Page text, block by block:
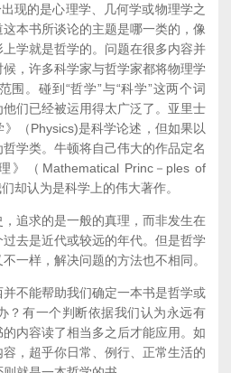
现的是心理学、几何学或物理学之
本书所谈论的主题是哪一类的，像
学就是哲学的。问题在很多内容并
，许多科学家与哲学家都将物理学
围。碰到“哲学”与“科学”这两个词
们已经被运用得太广泛了。亚里士
（Physics)是科学论述，但如果以
学类。牛顿将自己伟大的作品定名
（Mathematical Princ－ples of
却认为是科学上的伟大著作。
追求的是一般的真理，而非发生在
去是近代或较远的年代。但是哲学
一样，解决问题的方法也不相同。
不能帮助我们确定一本书是哲学或
？有一个判断依据我们认为永远有
内容读了相当多之后才能应用。如
，超乎你日常、例行、正常生活的